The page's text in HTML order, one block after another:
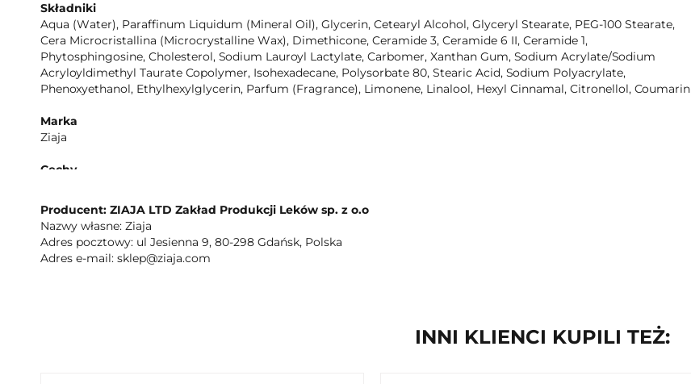
Składniki
Aqua (Water), Paraffinum Liquidum (Mineral Oil), Glycerin, Cetearyl Alcohol, Glyceryl Stearate, PEG-100 Stearate,
Cera Microcristallina (Microcrystalline Wax), Dimethicone, Ceramide 3, Ceramide 6 II, Ceramide 1,
Phytosphingosine, Cholesterol, Sodium Lauroyl Lactylate, Carbomer, Xanthan Gum, Sodium Acrylate/Sodium
Acryloyldimethyl Taurate Copolymer, Isohexadecane, Polysorbate 80, Stearic Acid, Sodium Polyacrylate,
Phenoxyethanol, Ethylhexylglycerin, Parfum (Fragrance), Limonene, Linalool, Hexyl Cinnamal, Citronellol, Coumarin
Marka
Ziaja
Cechy
Marka standaryzowana
Marka: Ziaja
Adres kontaktowy
Działanie kosmetyczne - Poprawia funkcje barierowe skóry. - Odbudowuje naturalną warstwę lipidową. - Chroni
skórę, szczególnie suchą, szorstką i wrażliwą. - Zapobiega odwodnieniu i wysuszeniu naskórka. - Pielęgnuje oraz
Producent: ZIAJA LTD Zakład Produkcji Leków sp. z o.o
Nazwy własne: Ziaja
Adres pocztowy: ul Jesienna 9, 80-298 Gdańsk, Polska
Adres e-mail: sklep@ziaja.com
INNI KLIENCI KUPILI TEŻ: